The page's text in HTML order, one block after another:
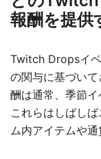
報酬を提供
Twitch Dropsイ
の関与に基づい
酬は通常、季節イ
これらはしばし
ム内アイテムや通